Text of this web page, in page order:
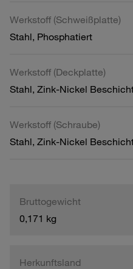
Werkstoff (Schweißplatte)
Stahl, Phosphatiert
Werkstoff (Deckplatte)
Stahl, Zink-Nickel
Werkstoff (Schraube)
Stahl, Zink-Nickel
Bruttogewicht
0,171 kg
Herkunftsland